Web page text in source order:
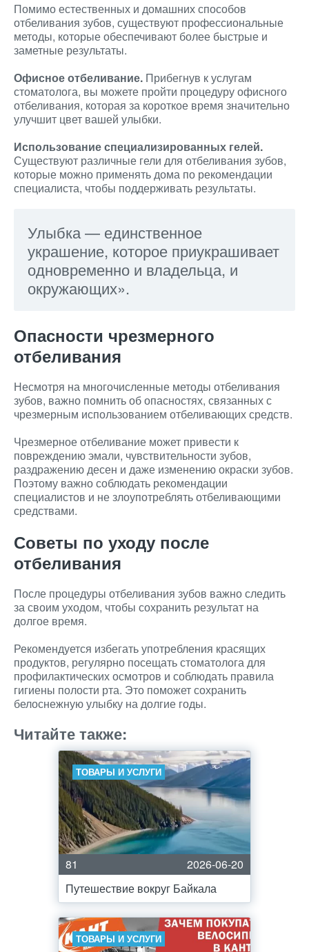
Помимо естественных и домашних способов
отбеливания зубов, существуют профессиональные
методы, которые обеспечивают более быстрые и
заметные результаты.
Офисное отбеливание. Прибегнув к услугам
стоматолога, вы можете пройти процедуру офисного
отбеливания, которая за короткое время значительно
улучшит цвет вашей улыбки.
Использование специализированных гелей.
Существуют различные гели для отбеливания зубов,
которые можно применять дома по рекомендации
специалиста, чтобы поддерживать результаты.
Улыбка — единственное
украшение, которое приукрашивает
одновременно и владельца, и
окружающих».
Опасности чрезмерного
отбеливания
Несмотря на многочисленные методы отбеливания
зубов, важно помнить об опасностях, связанных с
чрезмерным использованием отбеливающих средств.
Чрезмерное отбеливание может привести к
повреждению эмали, чувствительности зубов,
раздражению десен и даже изменению окраски зубов.
Поэтому важно соблюдать рекомендации
специалистов и не злоупотреблять отбеливающими
средствами.
Советы по уходу после
отбеливания
После процедуры отбеливания зубов важно следить
за своим уходом, чтобы сохранить результат на
долгое время.
Рекомендуется избегать употребления красящих
продуктов, регулярно посещать стоматолога для
профилактических осмотров и соблюдать правила
гигиены полости рта. Это поможет сохранить
белоснежную улыбку на долгие годы.
Читайте также:
ТОВАРЫ И УСЛУГИ
81
2026-06-20
Путешествие вокруг Байкала
ТОВАРЫ И УСЛУГИ